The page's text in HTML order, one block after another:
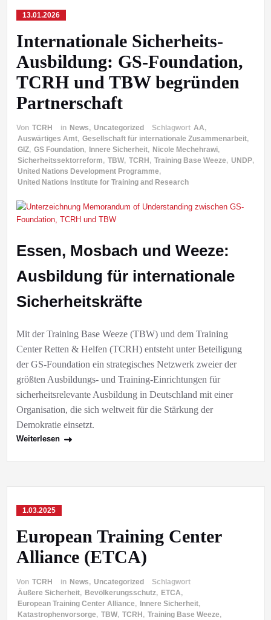
13.01.2026
Internationale Sicherheits-
Ausbildung: GS-Foundation,
TCRH und TBW begründen
Partnerschaft
Von TCRH in News, Uncategorized Schlagwort AA,
Auswärtiges Amt, Gesellschaft für internationale Zusammenarbeit,
GIZ, GS Foundation, Innere Sicherheit, Nicole Mechehrawi,
Sicherheitssektorreform, TBW, TCRH, Training Base Weeze, UNDP,
United Nations Development Programme,
United Nations Institute for Training and Research
Essen, Mosbach und Weeze:
Ausbildung für internationale
Sicherheitskräfte
Mit der Training Base Weeze (TBW) und dem Training
Center Retten & Helfen (TCRH) entsteht unter Beteiligung
der GS-Foundation ein strategisches Netzwerk zweier der
größten Ausbildungs- und Training-Einrichtungen für
sicherheitsrelevante Ausbildung in Deutschland mit einer
Organisation, die sich weltweit für die Stärkung der
Demokratie einsetzt.
Weiterlesen
1.03.2025
European Training Center
Alliance (ETCA)
Von TCRH in News, Uncategorized
Schlagwort
Äußere Sicherheit, Bevölkerungsschutz, ETCA,
European Training Center Alliance, Innere Sicherheit,
Katastrophenvorsorge, TBW, TCRH, Training Base Weeze,